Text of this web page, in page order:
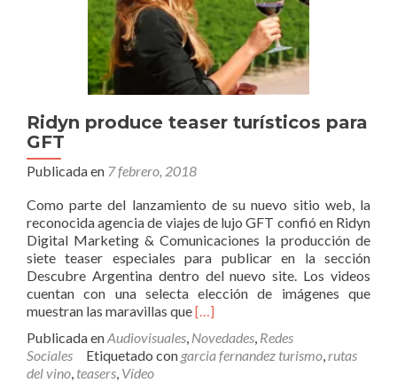
Ridyn produce teaser turísticos para
GFT
Publicada en 7 febrero, 2018
Como parte del lanzamiento de su nuevo sitio web, la
reconocida agencia de viajes de lujo GFT confió en Ridyn
Digital Marketing & Comunicaciones la producción de
siete teaser especiales para publicar en la sección
Descubre Argentina dentro del nuevo site. Los videos
cuentan con una selecta elección de imágenes que
muestran las maravillas queLeer
produce
teaser
[…]
Publicada enAudiovisuales, Novedades, Redes
Sociales
Etiquetado con garcia fernandez turismo,rutas
del vino, teasers, Vídeo